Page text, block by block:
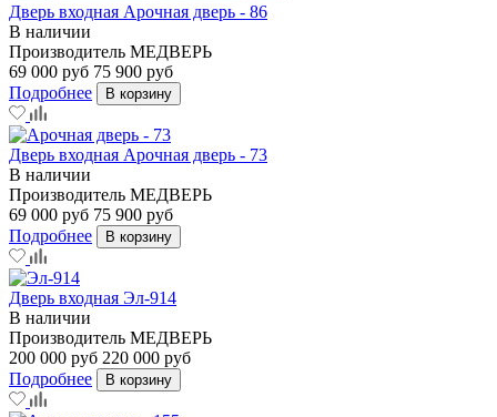
Дверь входная Арочная дверь - 86
В наличии
Производитель МЕДВЕРЬ
69 000 руб 75 900 руб
Подробнее
В корзину
Дверь входная Арочная дверь - 73
В наличии
Производитель МЕДВЕРЬ
69 000 руб 75 900 руб
Подробнее
В корзину
Дверь входная Эл-914
В наличии
Производитель МЕДВЕРЬ
200 000 руб 220 000 руб
Подробнее
В корзину